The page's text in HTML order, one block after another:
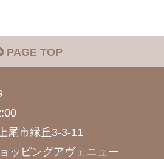
PAGE TOP
尾市緑丘3-3-11
ッピングアヴェニュー